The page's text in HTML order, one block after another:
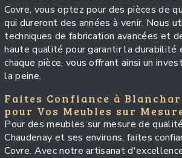
Covre, vous optez pour des pièces de
qui dureront des années à venir. Nous
techniques de fabrication avancées et
haute qualité pour garantir la durabilité
chaque pièce, vous offrant ainsi un
la peine.
Faites Confiance à
pour Vos Meubles sur
Pour des meubles sur mesure de
Chaudenay et ses environs, faites
Covre. Avec notre artisanat